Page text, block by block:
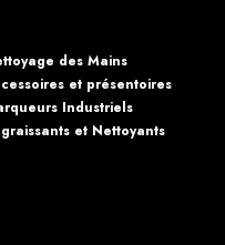
des Mains
et présentoires
Industriels
et Nettoyants